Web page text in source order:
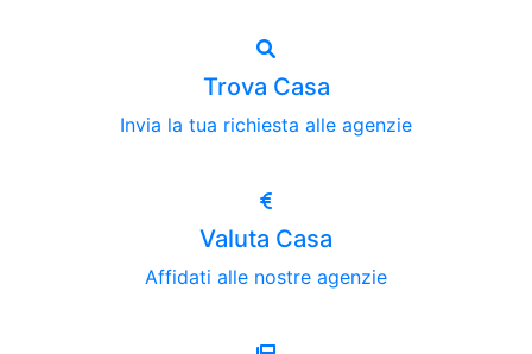
Trova Casa
Invia la tua richiesta alle agenzie
Valuta Casa
Affidati alle nostre agenzie